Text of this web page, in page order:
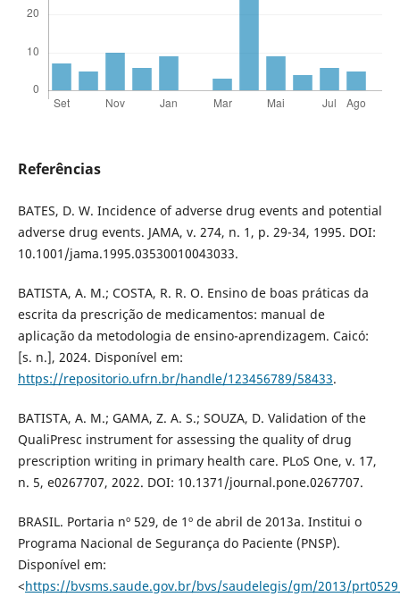
Referências
BATES, D. W. Incidence of adverse drug events and potential
adverse drug events. JAMA, v. 274, n. 1, p. 29-34, 1995. DOI:
10.1001/jama.1995.03530010043033.
BATISTA, A. M.; COSTA, R. R. O. Ensino de boas práticas da
escrita da prescrição de medicamentos: manual de
aplicação da metodologia de ensino-aprendizagem. Caicó:
[s. n.], 2024. Disponível em:
https://repositorio.ufrn.br/handle/123456789/58433.
BATISTA, A. M.; GAMA, Z. A. S.; SOUZA, D. Validation of the
QualiPresc instrument for assessing the quality of drug
prescription writing in primary health care. PLoS One, v. 17,
n. 5, e0267707, 2022. DOI: 10.1371/journal.pone.0267707.
BRASIL. Portaria nº 529, de 1º de abril de 2013a. Institui o
Programa Nacional de Segurança do Paciente (PNSP).
Disponível em:
<https://bvsms.saude.gov.br/bvs/saudelegis/gm/2013/